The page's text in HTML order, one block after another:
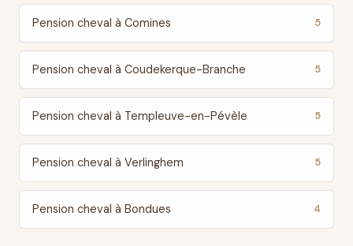
Pension cheval à Comines 5
Pension cheval à Coudekerque-Branche 5
Pension cheval à Templeuve-en-Pévèle 5
Pension cheval à Verlinghem 5
Pension cheval à Bondues 4